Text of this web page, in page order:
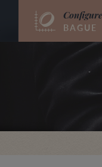
BAGUE